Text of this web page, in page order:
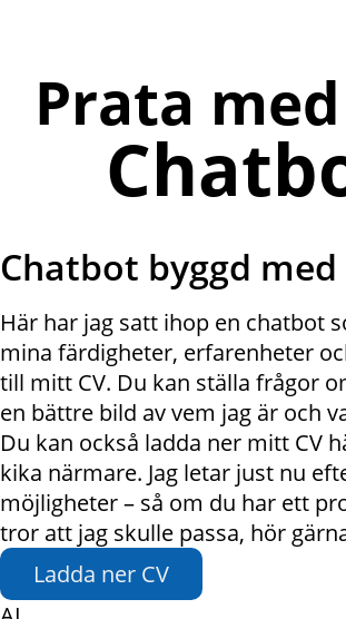
Prata
Chatbot byggd med
Här har jag satt ihop en chatbot
mina färdigheter, erfarenheter
till mitt CV. Du kan ställa frågor
en bättre bild av vem jag är och
Du kan också ladda ner mitt CV
kika närmare. Jag letar just nu
möjligheter – så om du har ett
tror att jag skulle passa, hör
Ladda ner CV